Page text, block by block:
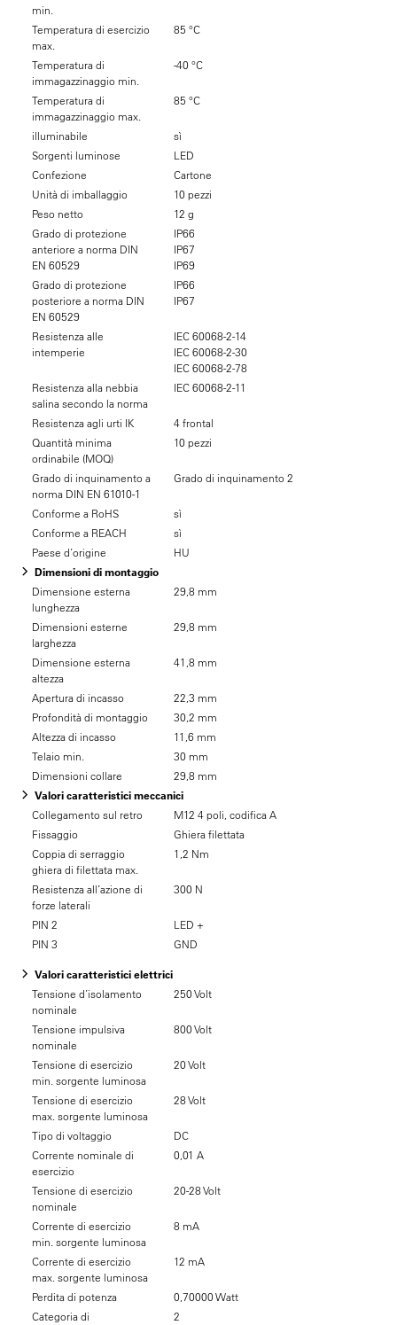
min.
Temperatura di esercizio
max.
85 °C
Temperatura di
immagazzinaggio min.
-40 °C
Temperatura di
immagazzinaggio max.
85 °C
illuminabile
sì
Sorgenti luminose
LED
Confezione
Cartone
Unità di imballaggio
10 pezzi
Peso netto
12 g
Grado di protezione
anteriore a norma DIN
EN 60529
IP66
IP67
IP69
Grado di protezione
posteriore a norma DIN
EN 60529
IP66
IP67
Resistenza alle
intemperie
IEC 60068-2-14
IEC 60068-2-30
IEC 60068-2-78
Resistenza alla nebbia
salina secondo la norma
IEC 60068-2-11
Resistenza agli urti IK
4 frontal
Quantità minima
ordinabile (MOQ)
10 pezzi
Grado di inquinamento a
norma DIN EN 61010-1
Grado di inquinamento 2
Conforme a RoHS
sì
Conforme a REACH
sì
Paese d’origine
HU
Dimensioni di montaggio
Dimensione esterna
lunghezza
29,8 mm
Dimensioni esterne
larghezza
29,8 mm
Dimensione esterna
altezza
41,8 mm
Apertura di incasso
22,3 mm
Profondità di montaggio
30,2 mm
Altezza di incasso
11,6 mm
Telaio min.
30 mm
Dimensioni collare
29,8 mm
Valori caratteristici meccanici
Collegamento sul retro
M12 4 poli, codifica A
Fissaggio
Ghiera filettata
Coppia di serraggio
ghiera di filettata max.
1,2 Nm
Resistenza all’azione di
forze laterali
300 N
PIN 2
LED +
PIN 3
GND
Valori caratteristici elettrici
Tensione d’isolamento
nominale
250 Volt
Tensione impulsiva
nominale
800 Volt
Tensione di esercizio
min. sorgente luminosa
20 Volt
Tensione di esercizio
max. sorgente luminosa
28 Volt
Tipo di voltaggio
DC
Corrente nominale di
esercizio
0,01 A
Tensione di esercizio
nominale
20-28 Volt
Corrente di esercizio
min. sorgente luminosa
8 mA
Corrente di esercizio
max. sorgente luminosa
12 mA
Perdita di potenza
0,70000 Watt
Categoria di
2